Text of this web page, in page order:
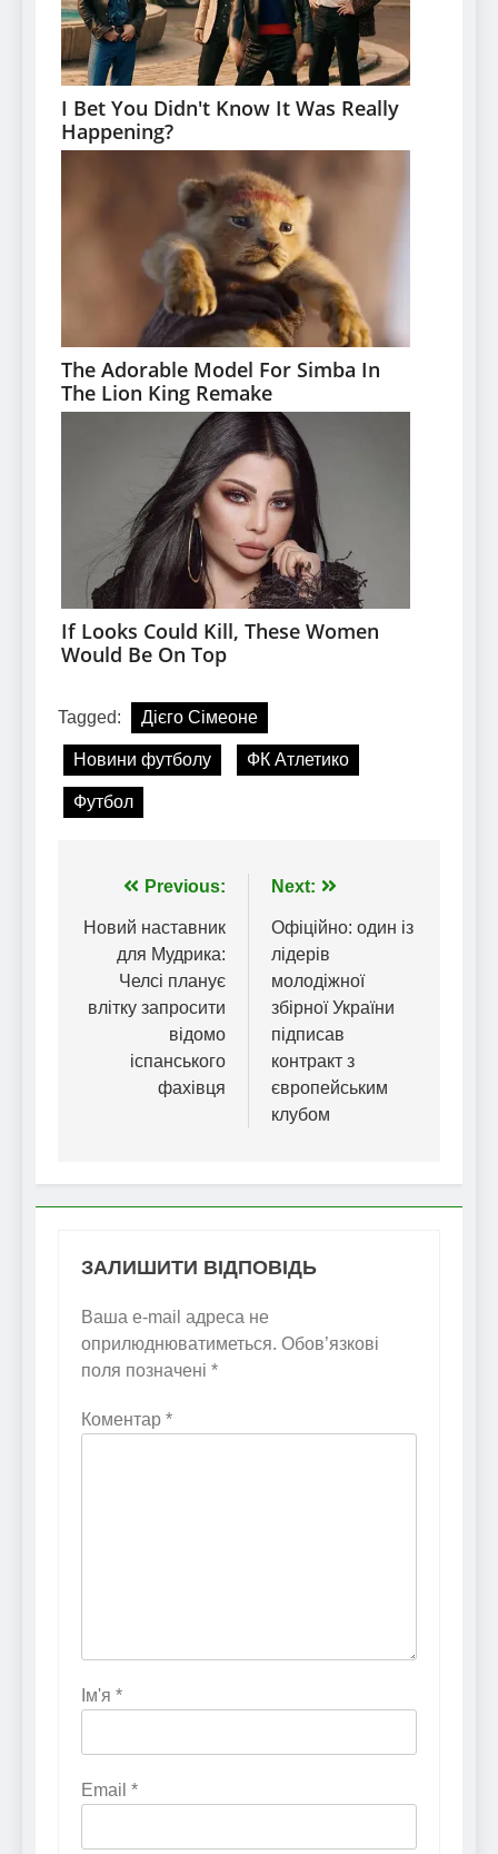
Tagged: Дієго Сімеоне
Новини футболу ФК Атлетико
Футбол
Навігація
записів
Previous:
Новий наставник
для Мудрика:
Челсі планує
влітку запросити
відомо
іспанського
фахівця
Next:
Офіційно: один із
лідерів
молодіжної
збірної України
підписав
контракт з
європейським
клубом
ЗАЛИШИТИ ВІДПОВІДЬ
Ваша e-mail адреса не
оприлюднюватиметься. Обов’язкові
поля позначені *
Коментар *
Ім'я *
Email *